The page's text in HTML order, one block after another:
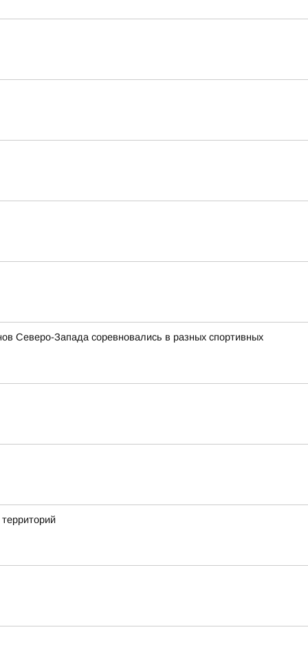
Северо-Запада соревновались в разных спортивных